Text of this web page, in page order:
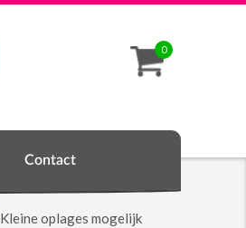
0
Contact
Kleine oplages mogelijk